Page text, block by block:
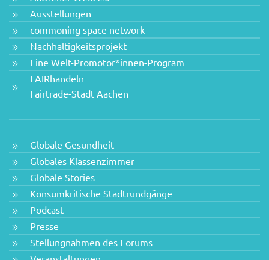
Ausstellungen
commoning space network
Nachhaltigkeitsprojekt
Eine Welt-Promotor*innen-Program
FAIRhandeln
Fairtrade-Stadt Aachen
Globale Gesundheit
Globales Klassenzimmer
Globale Stories
Konsumkritische Stadtrundgänge
Podcast
Presse
Stellungnahmen des Forums